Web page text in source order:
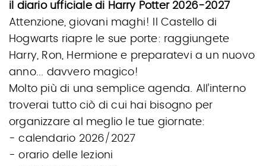
il diario ufficiale di Harry Potter 2026-2027
Attenzione, giovani maghi! Il Castello di
Hogwarts riapre le sue porte: raggiungete
Harry, Ron, Hermione e preparatevi a un nuovo
anno... davvero magico!
Molto più di una semplice agenda. All’interno
troverai tutto ciò di cui hai bisogno per
organizzare al meglio le tue giornate:
- calendario 2026/2027
- orario delle lezioni